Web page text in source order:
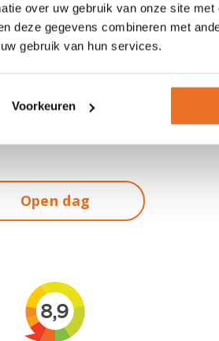
over uw gebruik van onze site
deze gegevens combineren met
gebruik van hun services.
Voorkeuren
Open dag